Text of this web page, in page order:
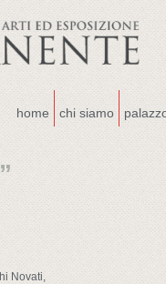
home chi siamo
Novati,